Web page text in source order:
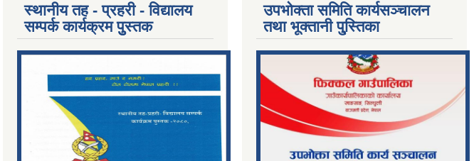
स्थानीय तह - प्रहरी - विद्यालय
सम्पर्क कार्यक्रम पुुस्तक
उपभोक्ता समिति कार्यसञ्चालन
तथा भूक्तानी पु्स्तिका